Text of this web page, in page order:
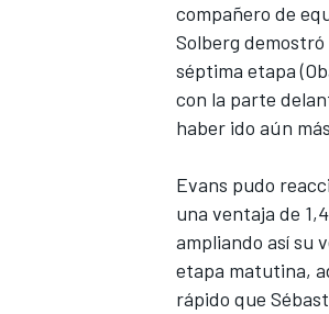
FÓRMULA E
compañero de
Solberg
séptima etapa
con la parte
haber ido aún
Evans pudo
una ventaja de
ampliando así su
etapa matutina,
rápido que